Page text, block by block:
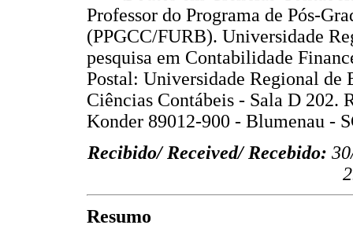
Professor do Programa de Pós-
(PPGCC/FURB). Universidade
pesquisa em Contabilidade
Postal: Universidade Regional de
Ciências Contábeis - Sala D 202.
Konder 89012-900 - Blumenau -
Recibido/ Received/ Recebido:
Resumo